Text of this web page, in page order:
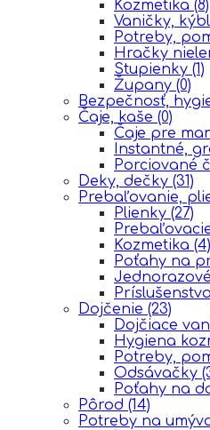
Kozmetika (8)
Vaničky,
Potreby,
Hračky
Stupienky (1)
Župany (0)
Bezpečnosť,
Čaje, kaše (0)
Čaje pre
Instantné,
Porciované
Deky, dečky (31)
Prebaľovanie,
Plienky (27)
Kozmetika (4)
Poťahy na
Dojčenie (23)
Dojčiace
Hygiena
Potreby,
Odsávačky
Poťahy na
Pôrod (14)
Potreby na